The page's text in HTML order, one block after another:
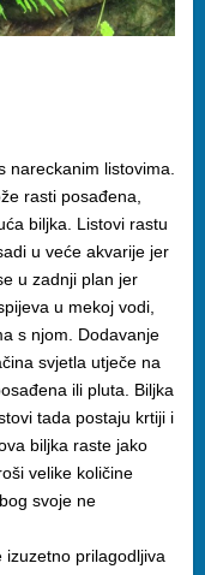
nareckanim listovima.
rasti posađena,
biljka. Listovi rastu
u veće akvarije jer
u zadnji plan jer
u mekoj vodi,
s njom. Dodavanje
svjetla utječe na
ili pluta. Biljka
tada postaju krtiji i
biljka raste jako
velike količine
svoje ne
izuzetno prilagodljiva